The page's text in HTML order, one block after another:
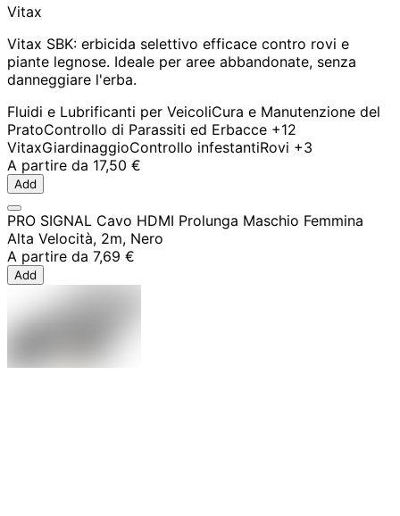
Vitax
Vitax SBK: erbicida selettivo efficace contro rovi e
piante legnose. Ideale per aree abbandonate, senza
danneggiare l'erba.
Fluidi e Lubrificanti per VeicoliCura e Manutenzione del
PratoControllo di Parassiti ed Erbacce +12
VitaxGiardinaggioControllo infestantiRovi +3
A partire da 17,50 €
Add
PRO SIGNAL Cavo HDMI Prolunga Maschio Femmina
Alta Velocità, 2m, Nero
A partire da 7,69 €
Add